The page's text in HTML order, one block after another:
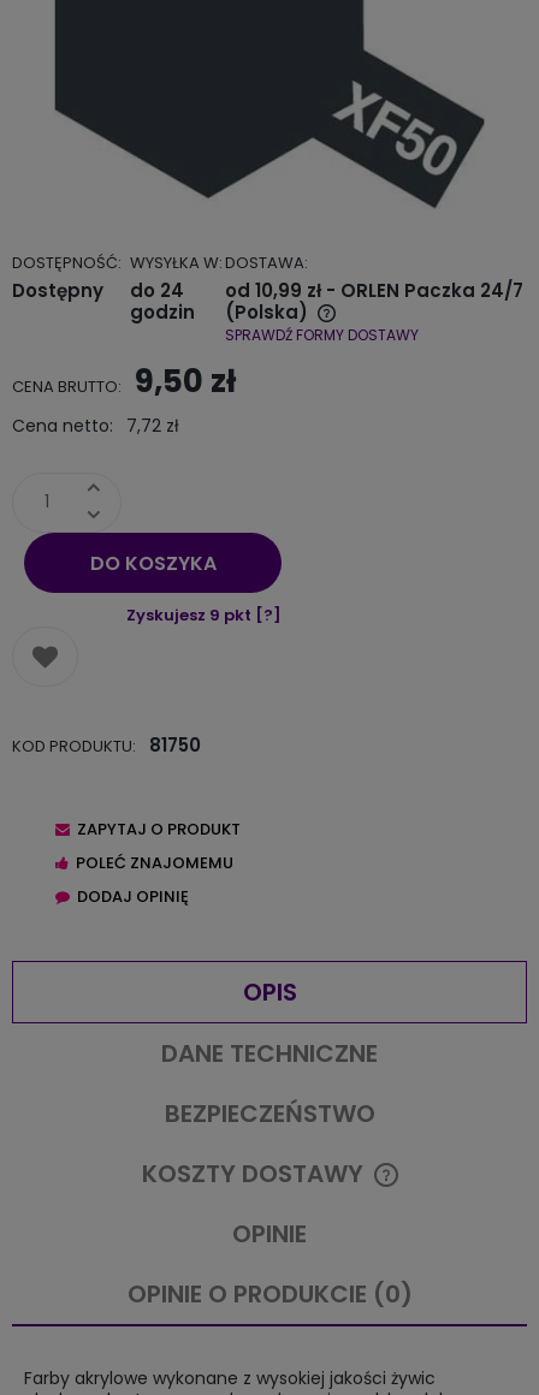
DOSTĘPNOŚĆ:
Dostępny
WYSYŁKA W:
do 24
godzin
DOSTAWA:
od 10,99 zł - ORLEN Paczka 24/7
(Polska)
Cena nie zawiera ewentualnych kosztów płatności
SPRAWDŹ FORMY DOSTAWY
CENA BRUTTO: 9,50 zł
Cena netto: 7,72 zł
DO KOSZYKA
Zyskujesz 9 pkt [?]
KOD PRODUKTU: 81750
ZAPYTAJ O PRODUKT
POLEĆ ZNAJOMEMU
DODAJ OPINIĘ
OPIS
DANE TECHNICZNE
BEZPIECZEŃSTWO
KOSZTY DOSTAWY
CENA NIE ZAWIERA EWENTUALNYCH KOSZTÓW PŁATNOŚCI
OPINIE
OPINIE O PRODUKCIE (0)
Farby akrylowe wykonane z wysokiej jakości żywic